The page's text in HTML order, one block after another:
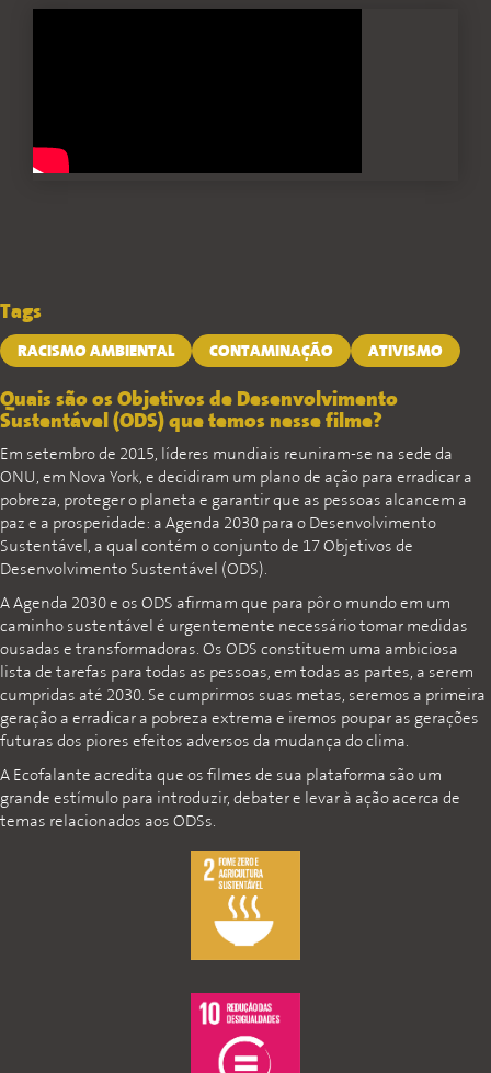
Tags
RACISMO AMBIENTAL CONTAMINAÇÃO ATIVISMO
Quais são os Objetivos de Desenvolvimento
Sustentável (ODS) que temos nesse filme?
Em setembro de 2015, líderes mundiais reuniram-se na sede da
ONU, em Nova York, e decidiram um plano de ação para erradicar a
pobreza, proteger o planeta e garantir que as pessoas alcancem a
paz e a prosperidade: a Agenda 2030 para o Desenvolvimento
Sustentável, a qual contém o conjunto de 17 Objetivos de
Desenvolvimento Sustentável (ODS).
A Agenda 2030 e os ODS afirmam que para pôr o mundo em um
caminho sustentável é urgentemente necessário tomar medidas
ousadas e transformadoras. Os ODS constituem uma ambiciosa
lista de tarefas para todas as pessoas, em todas as partes, a serem
cumpridas até 2030. Se cumprirmos suas metas, seremos a primeira
geração a erradicar a pobreza extrema e iremos poupar as gerações
futuras dos piores efeitos adversos da mudança do clima.
A Ecofalante acredita que os filmes de sua plataforma são um
grande estímulo para introduzir, debater e levar à ação acerca de
temas relacionados aos ODSs.